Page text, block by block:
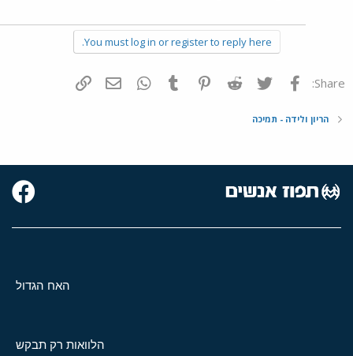
You must log in or register to reply here.
Share: פייסבוק Twitter
Reddit
Pinterest
Tumblr
WhatsAppדואר אלקטרוני
הריון ולידה - תמיכה
האח הגדול
הלוואות רק תבקש